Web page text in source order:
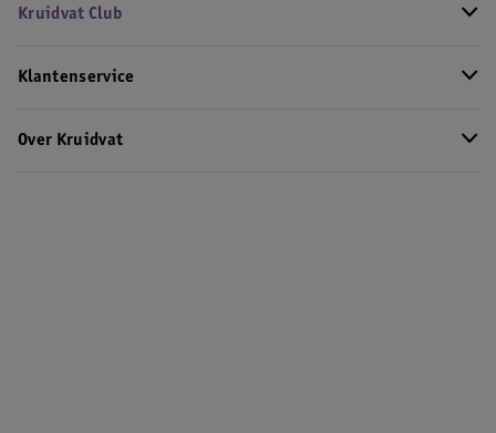
Kruidvat Club
Klantenservice
Over Kruidvat